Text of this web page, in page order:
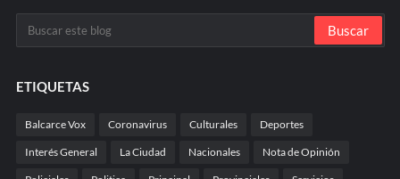
ETIQUETAS
Balcarce Vox Coronavirus Culturales Deportes
Interés General La Ciudad Nacionales Nota de Opinión